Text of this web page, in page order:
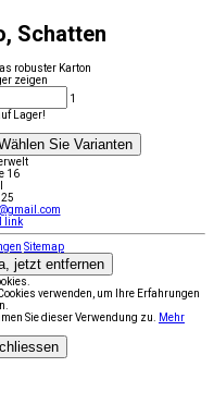
Schatten
robuster Karton
zeigen
1
Lager!
Sie Varianten
16
link
Sitemap
jetzt entfernen
verwenden, um Ihre Erfahrungen
Sie dieser Verwendung zu.
Mehr